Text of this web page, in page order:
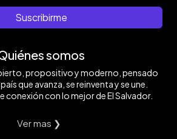
Suscribirme
somos
propositivo y moderno, pensado
que avanza, se reinventa y se une.
conexión con lo mejor de El Salvador.
Ver mas ❯